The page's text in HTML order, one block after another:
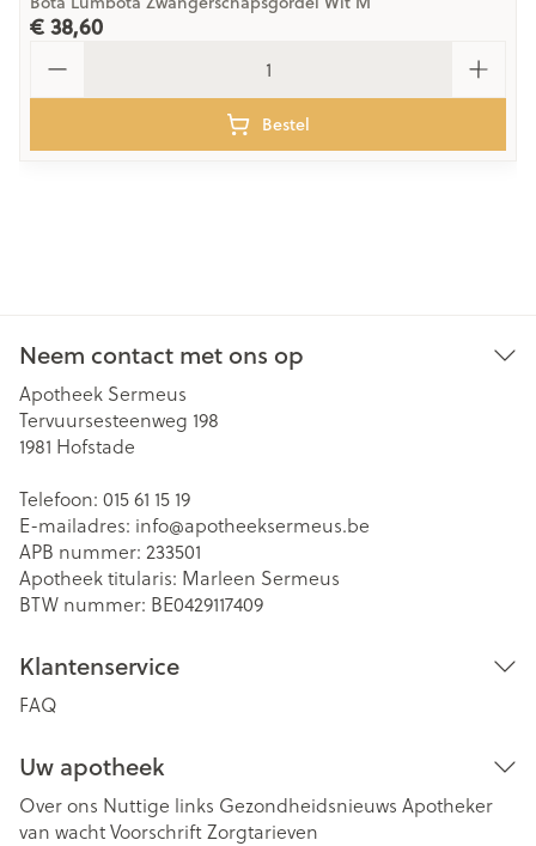
€ 38,60
Bestel
Neem contact met ons op
Apotheek Sermeus
Tervuursesteenweg 198
1981 Hofstade
Telefoon: 015 61 15 19
E-mailadres: info@apotheeksermeus.be
APB nummer: 233501
Apotheek titularis: Marleen Sermeus
BTW nummer: BE0429117409
Klantenservice
FAQ
Uw apotheek
Over ons Nuttige links Gezondheidsnieuws Apotheker
van wachtVoorschriftZorgtarieven